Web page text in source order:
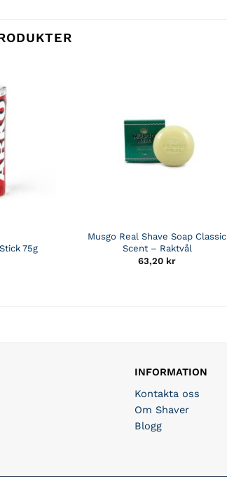
75g
Musgo Real Shave Soap Classic
Scent – Raktvål
63,20 kr
INFORMATION
Kontakta oss
Om Shaver
Blogg